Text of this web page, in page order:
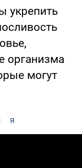
укрепить
организма
могут